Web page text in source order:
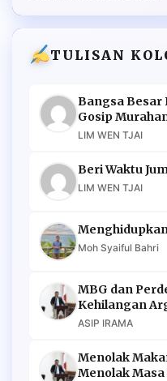
TULISAN
Bangsa Besar
Gosip
LIM WEN TJAI
Beri Waktu
LIM WEN TJAI
Moh Syaiful Bahri
MBG dan
Kehilangan
ASIP IRAMA
Menolak
Menolak Masa